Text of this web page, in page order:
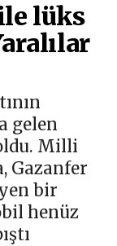
lüks
gelen
Milli
Gazanfer
bir
henüz